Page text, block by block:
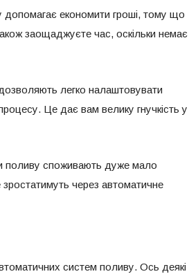
допомагає економити гроші, тому що
заощаджуєте час, оскільки немає
легко налаштовувати
Це дає вам велику гнучкість у
поливу споживають дуже мало
зростатимуть через автоматичне
систем поливу. Ось деякі